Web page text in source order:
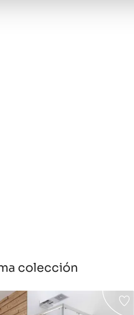
colección